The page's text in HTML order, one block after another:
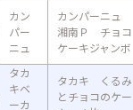
カン
パー
ニュ
カンパーニュ
湘南Ｐ チョコ
ケーキジャンボ
タカ
キベ
ーカ
タカキ くるみ
とチョコのケー